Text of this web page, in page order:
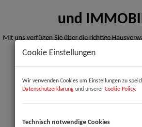
und
Mit uns verfügen Sie über die richtige
Cookie Einstellungen
Wir verwenden Cookies um Einstellungen zu
Datenschutzerklärung und unserer Cookie Policy.
Technisch notwendige Cookies